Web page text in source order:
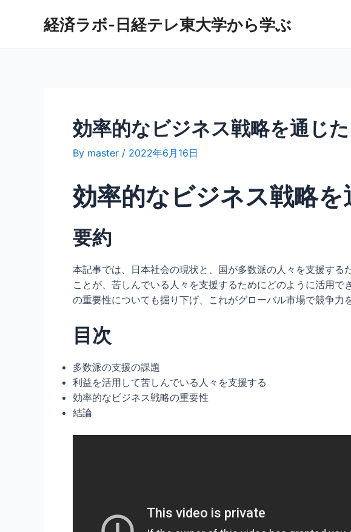
経済ラボ-日経テレ東大学から学ぶ
効率的なビジネス戦略を通じ
By master / 2022年6月16日
効率的なビジネス戦略
要約
本記事では、日本社会の現状と、国が多数派の人々を支援す
ことが、苦しんでいる人々を支援するためにどのように活用
の重要性についても掘り下げ、これがグローバル市場で競争力
目次
多数派の支援の課題
利益を活用して苦しんでいる人々を支援する
効率的なビジネス戦略の重要性
結論